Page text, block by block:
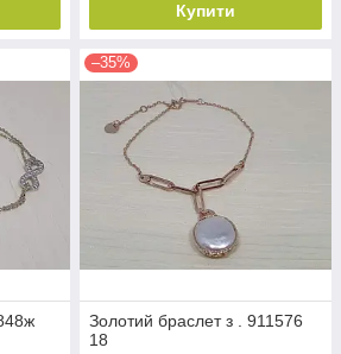
Купити
–35%
Золотий браслет з . 911576
18